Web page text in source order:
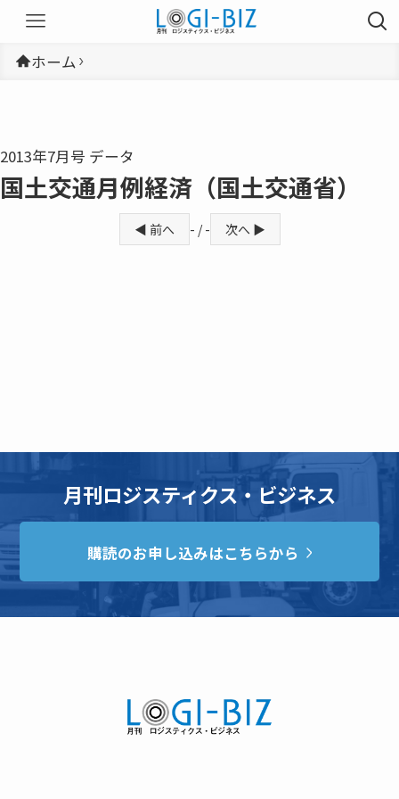
ホーム
2013年7月号 データ
国土交通月例経済（国土交通省）
◀ 前へ - / - 次へ ▶
月刊ロジスティクス・ビジネス
購読のお申し込みはこちらから